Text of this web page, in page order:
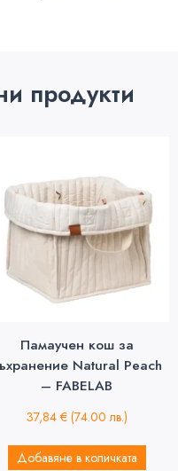
продукти
Памаучен кош за
Natural Peach
– FABELAB
37,84 € (74.00 лв.)
Добавяне в количката